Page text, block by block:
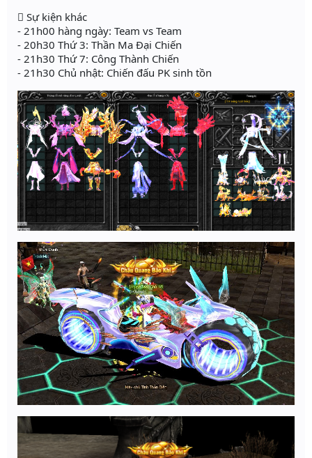
 Sự kiện khác
- 21h00 hàng ngày: Team vs Team
- 20h30 Thứ 3: Thần Ma Đại Chiến
- 21h30 Thứ 7: Công Thành Chiến
- 21h30 Chủ nhật: Chiến đấu PK sinh tồn